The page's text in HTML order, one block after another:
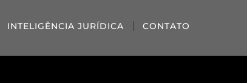
INTELIGÊNCIA JURÍDICA CONTATO